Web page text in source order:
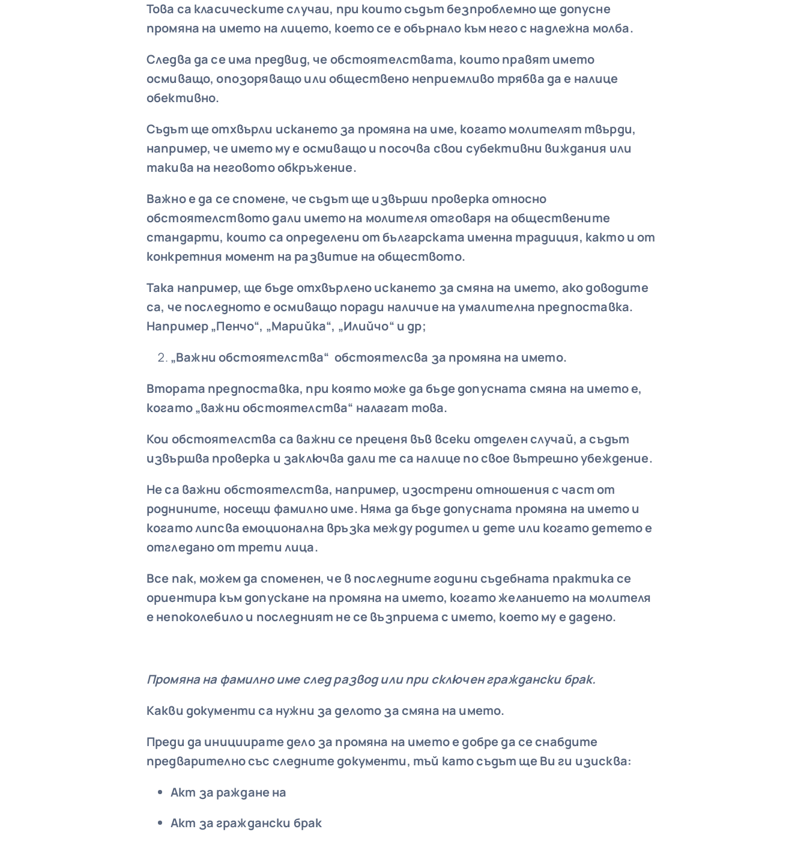
Това са класическите случаи, при които съдът безпроблемно ще допусне
промяна на името на лицето, което се е обърнало към него с надлежна молба.
Следва да се има предвид, че обстоятелствата, които правят името
осмиващо, опозоряващо или обществено неприемливо трябва да е налице
обективно.
Съдът ще отхвърли искането за промяна на име, когато молителят твърди,
например, че името му е осмиващо и посочва свои субективни виждания или
такива на неговото обкръжение.
Важно е да се спомене, че съдът ще извърши проверка относно
обстоятелството дали името на молителя отговаря на обществените
стандарти, които са определени от българската именна традиция, както и от
конкретния момент на развитие на обществото.
Така например, ще бъде отхвърлено искането за смяна на името, ако доводите
са, че последното е осмиващо поради наличие на умалителна предпоставка.
Например „Пенчо“, „Марийка“, „Илийчо“ и др;
„Важни обстоятелства“ обстоятелсва за промяна на името.
Втората предпоставка, при която може да бъде допусната смяна на името е,
когато „важни обстоятелства“ налагат това.
Кои обстоятелства са важни се преценя във всеки отделен случай, а съдът
извършва проверка и заключва дали те са налице по свое вътрешно убеждение.
Не са важни обстоятелства, например, изострени отношения с част от
роднините, носещи фамилно име. Няма да бъде допусната промяна на името и
когато липсва емоционална връзка между родител и дете или когато детето е
отгледано от трети лица.
Все пак, можем да споменен, че в последните години съдебната практика се
ориентира към допускане на промяна на името, когато желанието на молителя
е непоколебило и последният не се възприема с името, което му е дадено.
Промяна на фамилно име след развод или при сключен граждански брак.
Какви документи са нужни за делото за смяна на името.
Преди да инициирате дело за промяна на името е добре да се снабдите
предварително със следните документи, тъй като съдът ще Ви ги изисква:
Акт за раждане на
Акт за граждански брак